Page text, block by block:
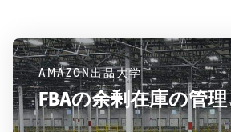
AMAZON出品大学
FBAの余剰在庫の管